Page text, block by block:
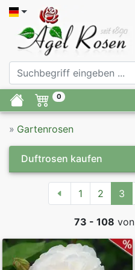
0
» Gartenrosen
Duftrosen kaufen
1 2 3
73 - 108 von